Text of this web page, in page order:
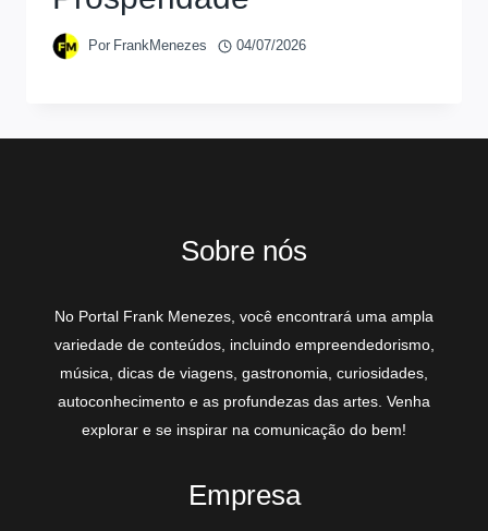
Por FrankMenezes 04/07/2026
Sobre nós
No Portal Frank Menezes, você encontrará uma ampla
variedade de conteúdos, incluindo empreendedorismo,
música, dicas de viagens, gastronomia, curiosidades,
autoconhecimento e as profundezas das artes. Venha
explorar e se inspirar na comunicação do bem!
Empresa